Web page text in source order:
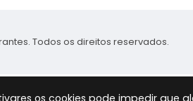
Todos os direitos reservados.
os cookies pode impedir que